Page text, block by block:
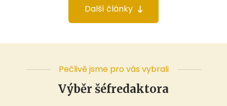
Další články
Pečlivě jsme pro vás vybrali
Výběr šéfredaktora